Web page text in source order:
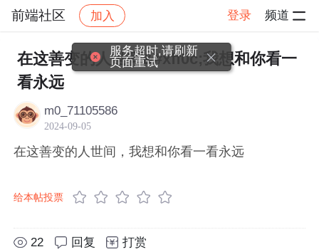
前端社区 加入 登录 频道
社区 前端社区 感慨 帖子详情
在这善变的人世间&#xff0c;我想和你看一
看永远
m0_71105586
2024-09-05
在这善变的人世间，我想和你看一看永远
给本帖投票
22 回复 打赏
服务超时,请刷新
页面重试